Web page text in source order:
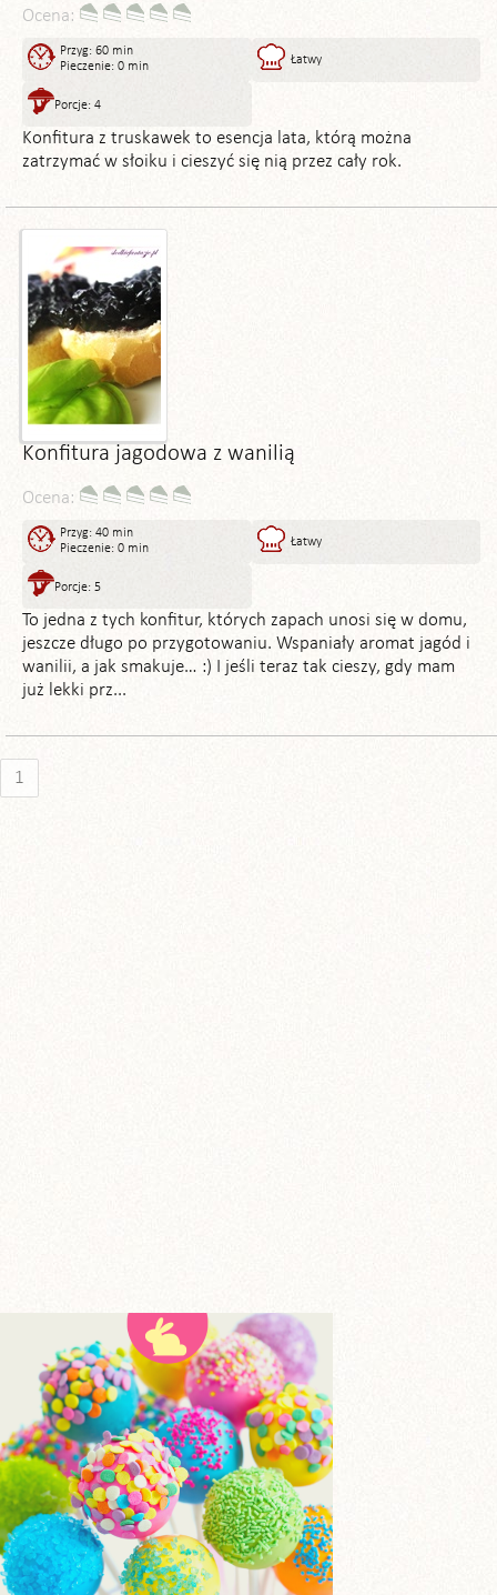
Ocena:
Przyg: 60 min
Pieczenie: 0 min
Łatwy
Porcje: 4
Konfitura z truskawek to esencja lata, którą można
zatrzymać w słoiku i cieszyć się nią przez cały rok.
Konfitura jagodowa z wanilią
Ocena:
Przyg: 40 min
Pieczenie: 0 min
Łatwy
Porcje: 5
To jedna z tych konfitur, których zapach unosi się w domu,
jeszcze długo po przygotowaniu. Wspaniały aromat jagód i
wanilii, a jak smakuje… :) I jeśli teraz tak cieszy, gdy mam
już lekki prz...
1